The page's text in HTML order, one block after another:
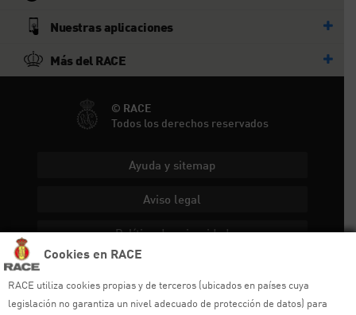
Cookies en RACE
RACE utiliza cookies propias y de terceros (ubicados en países cuya
legislación no garantiza un nivel adecuado de protección de datos) para
Nuestras aplicaciones
Más del RACE
© RACE
Todos los derechos reservados
Ayuda y sitemap
Aviso legal
Política de privacidad
Política de venta